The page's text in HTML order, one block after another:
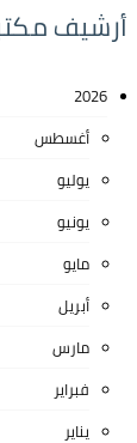
أرشيف
2026
أغسطس
يوليو
يونيو
مايو
أبريل
مارس
فبراير
يناير